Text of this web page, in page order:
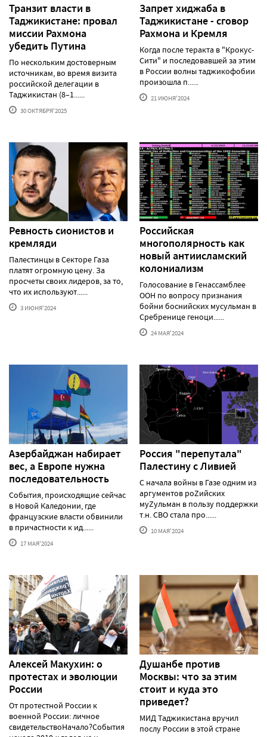
Транзит власти в
Таджикистане: провал
миссии Рахмона
убедить Путина
По нескольким достоверным
источникам, во время визита
российской делегации в
Таджикистан (8–1......
30 ОКТЯБРЯ'2025
Запрет хиджаба в
Таджикистане - сговор
Рахмона и Кремля
Когда после теракта в "Крокус-
Сити" и последовавшей за этим
в России волны таджикофобии
произошла п......
21 ИЮНЯ'2024
Ревность сионистов и
кремляди
Палестинцы в Секторе Газа
платят огромную цену. За
просчеты своих лидеров, за то,
что их используют......
3 ИЮНЯ'2024
Российская
многополярность как
новый антиисламский
колониализм
Голосование в Генассамблее
ООН по вопросу признания
бойни боснийских мусульман в
Сребренице геноци......
24 МАЯ'2024
Азербайджан набирает
вес, а Европе нужна
последовательность
События, происходящие сейчас
в Новой Каледонии, где
французские власти обвинили
в причастности к ид......
17 МАЯ'2024
Россия "перепутала"
Палестину с Ливией
С начала войны в Газе одним из
аргументов роZийских
муZульман в пользу поддержки
т.н. СВО стала про......
10 МАЯ'2024
Алексей Макуxин: о
протестаx и эволюции
России
От протестной России к
военной России: личное
свидетельствоНачало?События
Душанбе против
Москвы: что за этим
стоит и куда это
приведет?
МИД Таджикистана вручил
послу России в этой стране